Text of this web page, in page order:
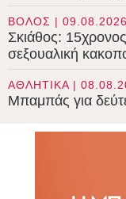
ΒΟΛΟΣ |
Σκιάθος:
σεξουαλική
ΑΘΛΗΤΙΚΑ |
Μπαμπάς για